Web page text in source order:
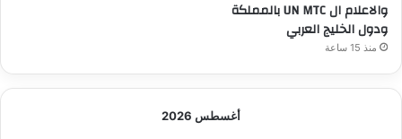
والاعلام ال UN MTC بالمملكة
ودول الخليج العربي
منذ 15 ساعة
أغسطس 2026